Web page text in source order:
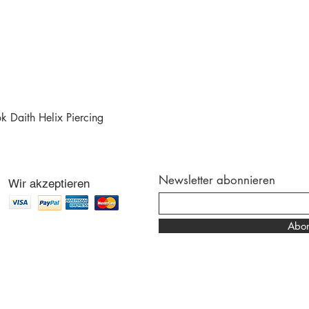
Daith Helix Piercing
Wir akzeptieren Newsletter abonnieren